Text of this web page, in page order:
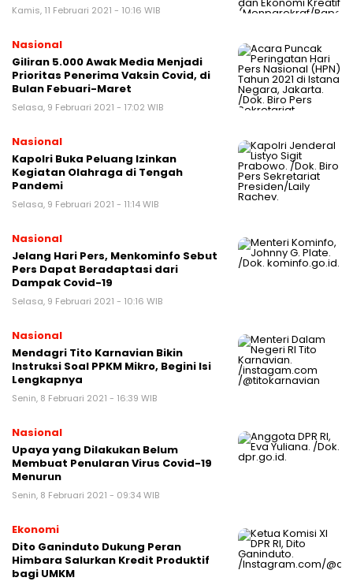
Kamis, 11 Februari 2021 - 10:16 WIB
Nasional
Giliran 5.000 Awak Media Menjadi
Prioritas Penerima Vaksin Covid, di
Bulan Febuari-Maret
Selasa, 9 Februari 2021 - 17:02 WIB
Nasional
Kapolri Buka Peluang Izinkan
Kegiatan Olahraga di Tengah
Pandemi
Selasa, 9 Februari 2021 - 11:14 WIB
Nasional
Jelang Hari Pers, Menkominfo Sebut
Pers Dapat Beradaptasi dari
Dampak Covid-19
Selasa, 9 Februari 2021 - 10:16 WIB
Nasional
Mendagri Tito Karnavian Bikin
Instruksi Soal PPKM Mikro, Begini Isi
Lengkapnya
Senin, 8 Februari 2021 - 16:39 WIB
Nasional
Upaya yang Dilakukan Belum
Membuat Penularan Virus Covid-19
Menurun
Senin, 8 Februari 2021 - 09:34 WIB
Ekonomi
Dito Ganinduto Dukung Peran
Himbara Salurkan Kredit Produktif
bagi UMKM